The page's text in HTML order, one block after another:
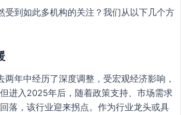
受到如此多机构的关注？我们从以下几个方
两年中经历了深度调整，受宏观经济影响，
进入2025年后，随着政策支持、市场需求
落，该行业迎来拐点。作为行业龙头或具